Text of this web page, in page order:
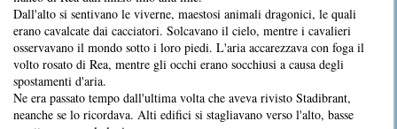
Dall'alto si sentivano le viverne, maestosi animali dragonici, le quali
erano cavalcate dai cacciatori. Solcavano il cielo, mentre i cavalieri
osservavano il mondo sotto i loro piedi. L'aria accarezzava con foga il
volto rosato di Rea, mentre gli occhi erano socchiusi a causa degli
spostamenti d'aria.
Ne era passato tempo dall'ultima volta che aveva rivisto Stadibrant,
neanche se lo ricordava. Alti edifici si stagliavano verso l'alto, basse